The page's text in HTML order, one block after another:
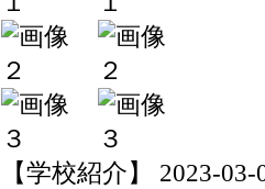
【学校紹介】 2023-